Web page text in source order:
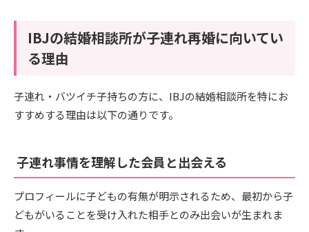
IBJの結婚相談所が子連れ再婚に向いてい
る理由
子連れ・バツイチ子持ちの方に、IBJの結婚相談所を特にお
すすめする理由は以下の通りです。
子連れ事情を理解した会員と出会える
プロフィールに子どもの有無が明示されるため、最初から子
どもがいることを受け入れた相手とのみ出会いが生まれま